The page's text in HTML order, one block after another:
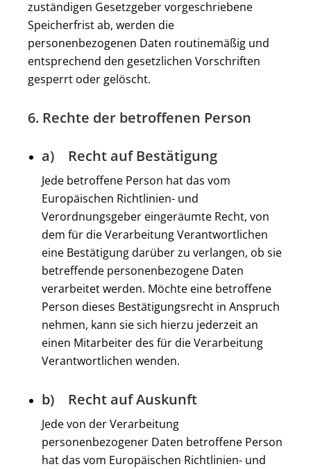
zuständigen Gesetzgeber vorgeschriebene
Speicherfrist ab, werden die
personenbezogenen Daten routinemäßig und
entsprechend den gesetzlichen Vorschriften
gesperrt oder gelöscht.
6. Rechte der betroffenen Person
a) Recht auf Bestätigung
Jede betroffene Person hat das vom
Europäischen Richtlinien- und
Verordnungsgeber eingeräumte Recht, von
dem für die Verarbeitung Verantwortlichen
eine Bestätigung darüber zu verlangen, ob sie
betreffende personenbezogene Daten
verarbeitet werden. Möchte eine betroffene
Person dieses Bestätigungsrecht in Anspruch
nehmen, kann sie sich hierzu jederzeit an
einen Mitarbeiter des für die Verarbeitung
Verantwortlichen wenden.
b) Recht auf Auskunft
Jede von der Verarbeitung
personenbezogener Daten betroffene Person
hat das vom Europäischen Richtlinien- und